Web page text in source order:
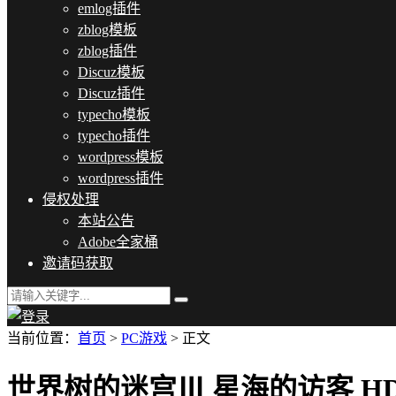
emlog插件
zblog模板
zblog插件
Discuz模板
Discuz插件
typecho模板
typecho插件
wordpress模板
wordpress插件
侵权处理
本站公告
Adobe全家桶
邀请码获取
当前位置： 首页 > PC游戏 > 正文
世界树的迷宫Ⅲ 星海的访客